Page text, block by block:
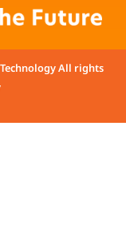
All rights